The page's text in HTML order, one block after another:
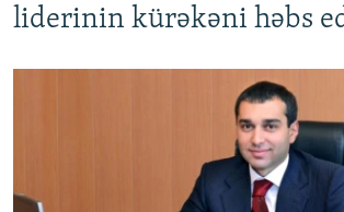
liderinin kürəkəni həbs